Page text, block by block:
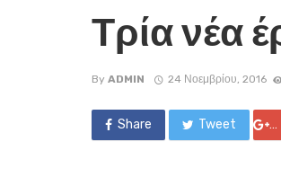
Τρία νέα
By ADMIN 24 Νοεμβρίου, 2016
Share Tweet